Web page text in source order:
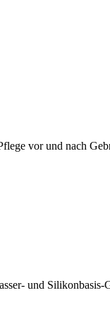
vor und nach
und Silikonbasis-